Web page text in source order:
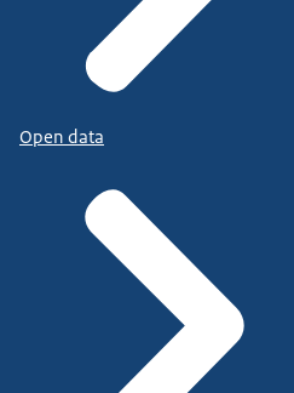
Open data